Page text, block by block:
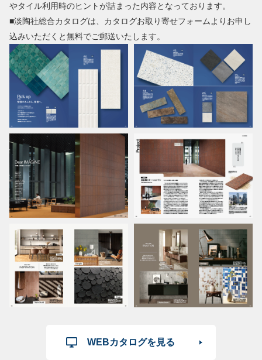
やタイル利用時のヒントが詰まった内容となっております。
■淡陶社総合カタログは、カタログお取り寄せフォームよりお申し
込みいただくと無料でご郵送いたします。
WEBカタログを見る